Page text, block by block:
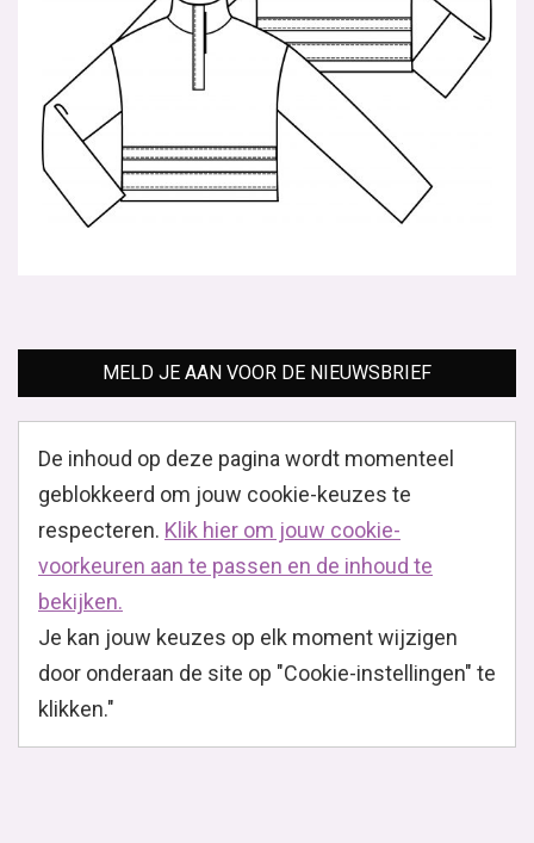
MELD JE AAN VOOR DE NIEUWSBRIEF
De inhoud op deze pagina wordt momenteel
geblokkeerd om jouw cookie-keuzes te
respecteren. Klik hier om jouw cookie-
voorkeuren aan te passen en de inhoud te
bekijken.
Je kan jouw keuzes op elk moment wijzigen
door onderaan de site op "Cookie-instellingen" te
klikken."